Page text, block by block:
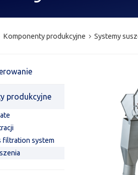
Komponenty produkcyjne Systemy
produkcyjne
filtration system